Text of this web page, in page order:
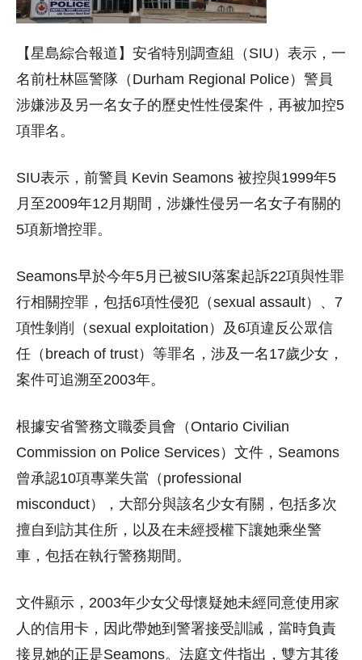
【星島綜合報道】安省特別調查組（SIU）表示，一
名前杜林區警隊（Durham Regional Police）警員
涉嫌涉及另一名女子的歷史性性侵案件，再被加控5
項罪名。
SIU表示，前警員 Kevin Seamons 被控與1999年5
月至2009年12月期間，涉嫌性侵另一名女子有關的
5項新增控罪。
Seamons早於今年5月已被SIU落案起訴22項與性罪
行相關控罪，包括6項性侵犯（sexual assault）、7
項性剝削（sexual exploitation）及6項違反公眾信
任（breach of trust）等罪名，涉及一名17歲少女，
案件可追溯至2003年。
根據安省警務文職委員會（Ontario Civilian
Commission on Police Services）文件，Seamons
曾承認10項專業失當（professional
misconduct），大部分與該名少女有關，包括多次
擅自到訪其住所，以及在未經授權下讓她乘坐警
車，包括在執行警務期間。
文件顯示，2003年少女父母懷疑她未經同意使用家
人的信用卡，因此帶她到警署接受訓誡，當時負責
接見她的正是Seamons。法庭文件指出，雙方其後